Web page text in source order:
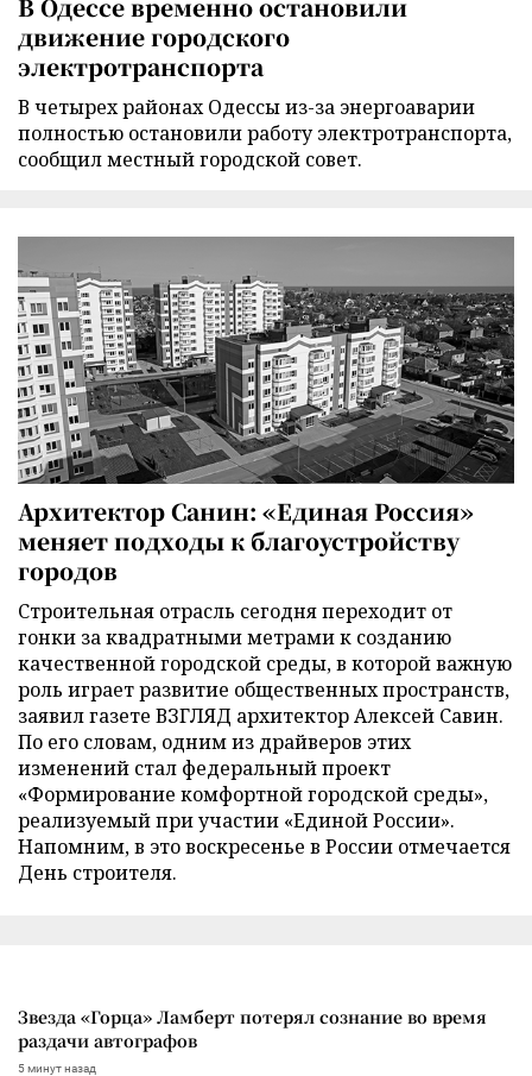
В Одессе временно остановили
движение городского
электротранспорта
В четырех районах Одессы из-за энергоаварии
полностью остановили работу электротранспорта,
сообщил местный городской совет.
Архитектор Санин: «Единая Россия»
меняет подходы к благоустройству
городов
Строительная отрасль сегодня переходит от
гонки за квадратными метрами к созданию
качественной городской среды, в которой важную
роль играет развитие общественных пространств,
заявил газете ВЗГЛЯД архитектор Алексей Савин.
По его словам, одним из драйверов этих
изменений стал федеральный проект
«Формирование комфортной городской среды»,
реализуемый при участии «Единой России».
Напомним, в это воскресенье в России отмечается
День строителя.
Звезда «Горца» Ламберт потерял сознание во время
раздачи автографов
5 минут назад